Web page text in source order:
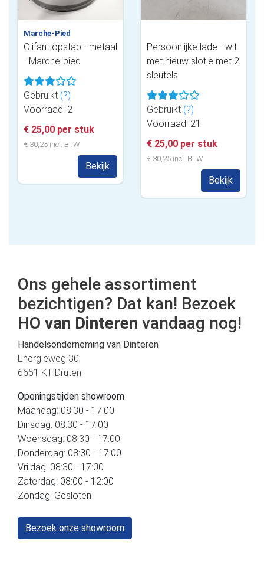
Marche-Pied
Olifant opstap - metaal
- Marche-pied
Gebruikt (?)
Voorraad: 2
€ 25,00 per stuk
€ 30,25 incl. BTW
Bekijk
Persoonlijke lade - wit
met nieuw slotje met 2
sleutels
Gebruikt (?)
Voorraad: 21
€ 25,00 per stuk
€ 30,25 incl. BTW
Bekijk
Ons gehele assortiment
bezichtigen? Dat kan! Bezoek
HO van Dinteren vandaag nog!
Handelsonderneming van Dinteren
Energieweg 30
6651 KT Druten
Openingstijden showroom
Maandag: 08:30 - 17:00
Dinsdag: 08:30 - 17:00
Woensdag: 08:30 - 17:00
Donderdag: 08:30 - 17:00
Vrijdag: 08:30 - 17:00
Zaterdag: 08:00 - 12:00
Zondag: Gesloten
Bezoek onze showroom